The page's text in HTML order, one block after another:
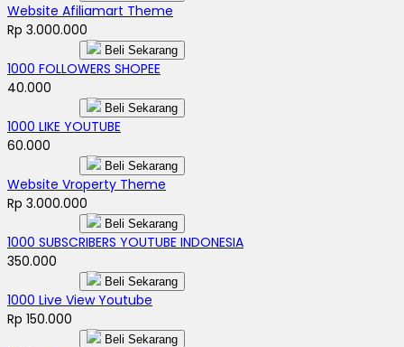
Website Afiliamart Theme
Rp 3.000.000
Beli Sekarang
1000 FOLLOWERS SHOPEE
40.000
Beli Sekarang
1000 LIKE YOUTUBE
60.000
Beli Sekarang
Website Vroperty Theme
Rp 3.000.000
Beli Sekarang
1000 SUBSCRIBERS YOUTUBE INDONESIA
350.000
Beli Sekarang
1000 Live View Youtube
Rp 150.000
Beli Sekarang